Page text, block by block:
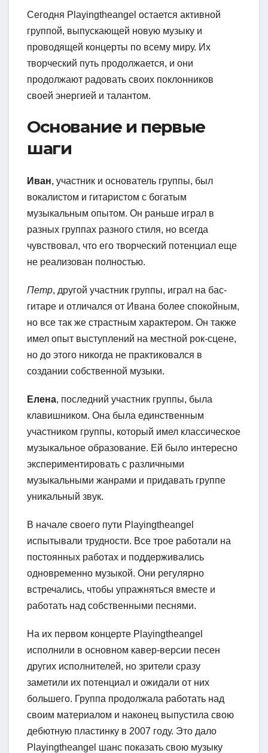
Сегодня Playingtheangel остается активной
группой, выпускающей новую музыку и
проводящей концерты по всему миру. Их
творческий путь продолжается, и они
продолжают радовать своих поклонников
своей энергией и талантом.
Основание и первые
шаги
Иван, участник и основатель группы, был
вокалистом и гитаристом с богатым
музыкальным опытом. Он раньше играл в
разных группах разного стиля, но всегда
чувствовал, что его творческий потенциал еще
не реализован полностью.
Петр, другой участник группы, играл на бас-
гитаре и отличался от Ивана более спокойным,
но все так же страстным характером. Он также
имел опыт выступлений на местной рок-сцене,
но до этого никогда не практиковался в
создании собственной музыки.
Елена, последний участник группы, была
клавишником. Она была единственным
участником группы, который имел классическое
музыкальное образование. Ей было интересно
экспериментировать с различными
музыкальными жанрами и придавать группе
уникальный звук.
В начале своего пути Playingtheangel
испытывали трудности. Все трое работали на
постоянных работах и поддерживались
одновременно музыкой. Они регулярно
встречались, чтобы упражняться вместе и
работать над собственными песнями.
На их первом концерте Playingtheangel
исполнили в основном кавер-версии песен
других исполнителей, но зрители сразу
заметили их потенциал и ожидали от них
большего. Группа продолжала работать над
своим материалом и наконец выпустила свою
дебютную пластинку в 2007 году. Это дало
Playingtheangel шанс показать свою музыку